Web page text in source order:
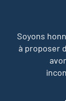
Soyons
à proposer